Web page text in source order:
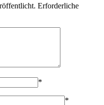
Erforderliche
*
*